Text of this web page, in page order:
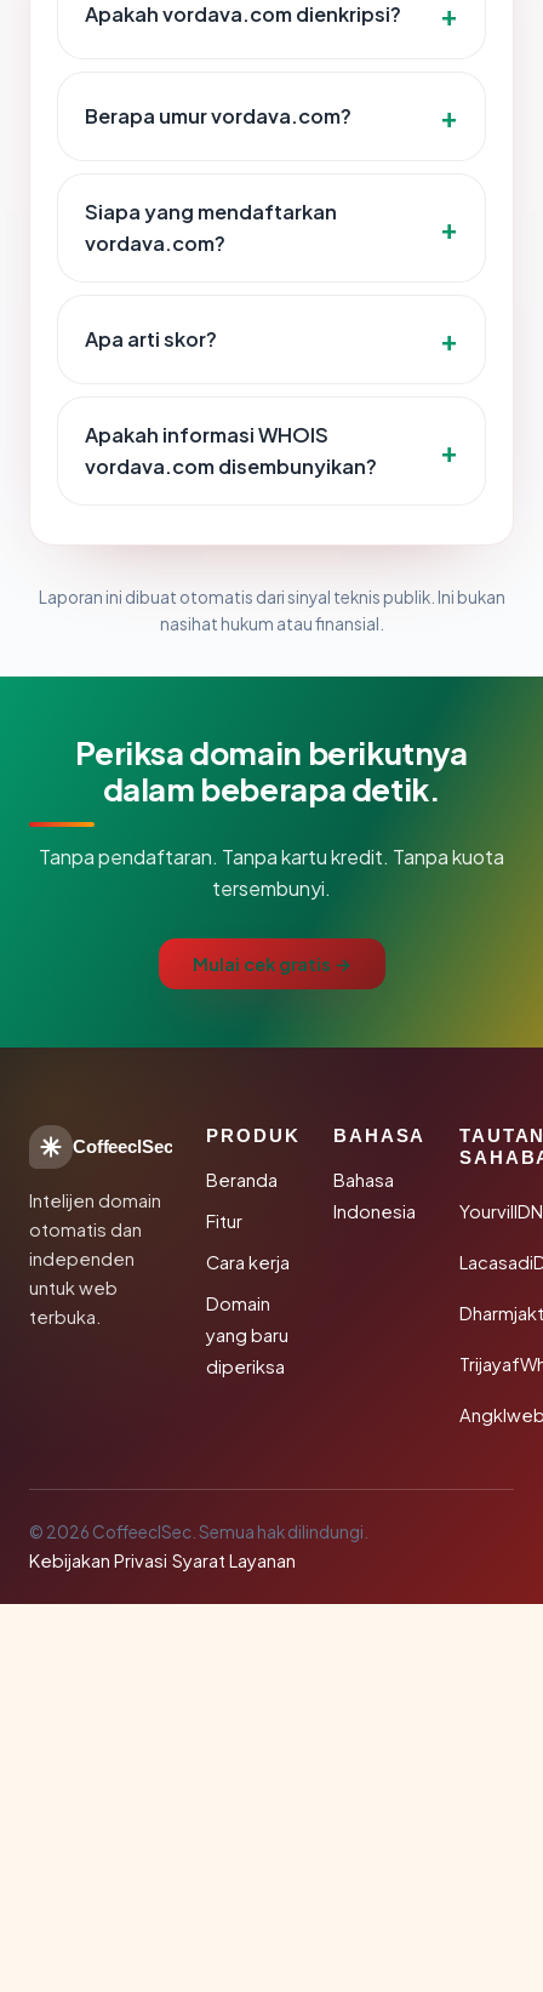
Apakah vordava.com dienkripsi?
Berapa umur vordava.com?
Siapa yang mendaftarkan
vordava.com?
Apa arti skor?
Apakah informasi WHOIS
vordava.com disembunyikan?
Laporan ini dibuat otomatis dari sinyal teknis publik. Ini bukan
nasihat hukum atau finansial.
Periksa domain berikutnya
dalam beberapa detik.
Tanpa pendaftaran. Tanpa kartu kredit. Tanpa kuota
tersembunyi.
Mulai cek gratis →
CoffeeclSec
Intelijen domain
otomatis dan
independen
untuk web
terbuka.
PRODUK
Beranda
Fitur
Cara kerja
Domain
yang baru
diperiksa
BAHASA
Bahasa
Indonesia
© 2026 CoffeeclSec. Semua hak dilindungi.
Kebijakan Privasi·Syarat Layanan